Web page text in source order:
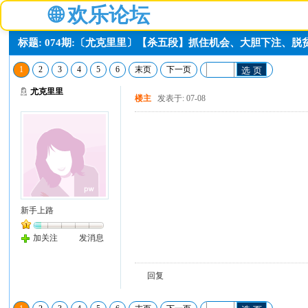
🌐 欢乐论坛
标题: 074期:〔尤克里里〕【杀五段】抓住机会、大胆下注、脱
1 2 3 4 5 6 末页 下一页 选 页
尤克里里
新手上路
加关注 发消息
楼主 发表于: 07-08
回复